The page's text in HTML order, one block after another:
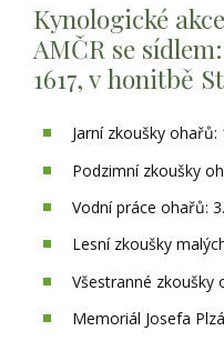
Kynologické
AMČR se
1617, v honitbě
Jarní zkoušky ohařů:
Podzimní zkoušky
Vodní práce ohařů:
Lesní zkoušky
Všestranné zkoušky
Memoriál Josefa